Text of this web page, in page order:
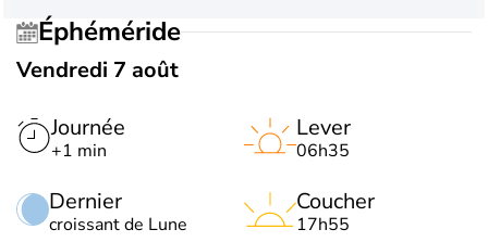
Éphéméride
Vendredi 7 août
Journée
+1 min
Dernier
croissant de Lune
Lever
06h35
Coucher
17h55